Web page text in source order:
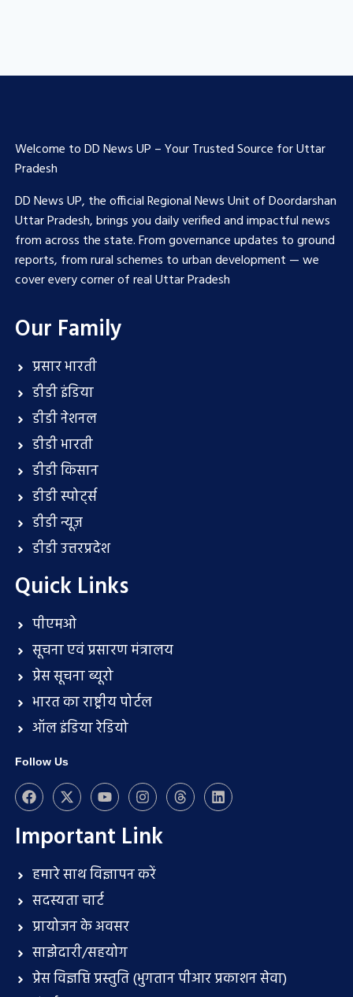
Welcome to DD News UP – Your Trusted Source for Uttar
Pradesh
DD News UP, the official Regional News Unit of Doordarshan
Uttar Pradesh, brings you daily verified and impactful news
from across the state. From governance updates to ground
reports, from rural schemes to urban development — we
cover every corner of real Uttar Pradesh
Our Family
प्रसार भारती
डीडी इंडिया
डीडी नेशनल
डीडी भारती
डीडी किसान
डीडी स्पोर्ट्स
डीडी न्यूज़
डीडी उत्तरप्रदेश
Quick Links
पीएमओ
सूचना एवं प्रसारण मंत्रालय
प्रेस सूचना ब्यूरो
भारत का राष्ट्रीय पोर्टल
ऑल इंडिया रेडियो
Follow Us
Important Link
हमारे साथ विज्ञापन करें
सदस्यता चार्ट
प्रायोजन के अवसर
साझेदारी/सहयोग
प्रेस विज्ञप्ति प्रस्तुति (भुगतान पीआर प्रकाशन सेवा)